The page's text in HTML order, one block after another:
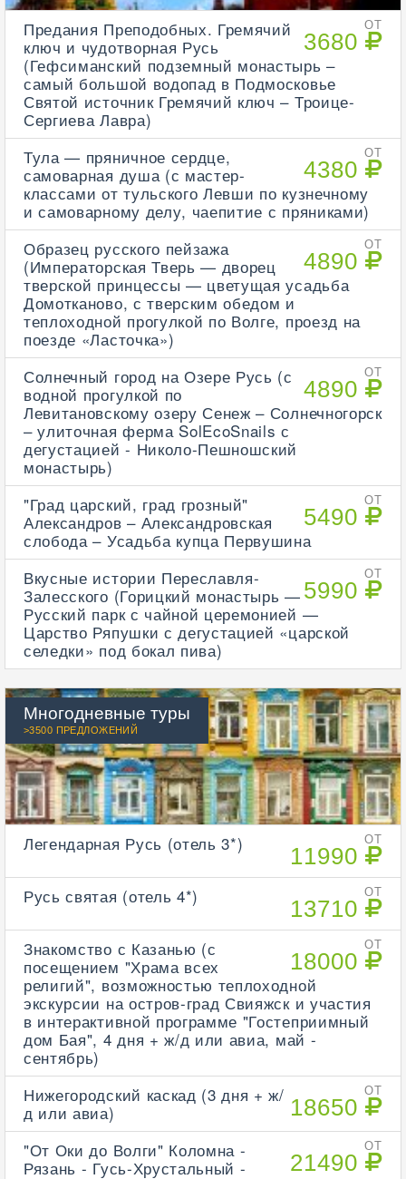
ОТ
3680
Предания Преподобных. Гремячий
ключ и чудотворная Русь
(Гефсиманский подземный монастырь –
самый большой водопад в Подмосковье
Святой источник Гремячий ключ – Троице-
Сергиева Лавра)
ОТ
4380
Тула — пряничное сердце,
самоварная душа (с мастер-
классами от тульского Левши по кузнечному
и самоварному делу, чаепитие с пряниками)
ОТ
4890
Образец русского пейзажа
(Императорская Тверь — дворец
тверской принцессы — цветущая усадьба
Домотканово, с тверским обедом и
теплоходной прогулкой по Волге, проезд на
поезде «Ласточка»)
ОТ
4890
Солнечный город на Озере Русь (с
водной прогулкой по
Левитановскому озеру Сенеж – Солнечногорск
– улиточная ферма SolEcoSnails с
дегустацией - Николо-Пешношский
монастырь)
ОТ
5490
"Град царский, град грозный"
Александров – Александровская
слобода – Усадьба купца Первушина
ОТ
5990
Вкусные истории Переславля-
Залесского (Горицкий монастырь —
Русский парк с чайной церемонией —
Царство Ряпушки с дегустацией «царской
селедки» под бокал пива)
Многодневные туры
>3500 ПРЕДЛОЖЕНИЙ
ОТ
11990
Легендарная Русь (отель 3*)
ОТ
13710
Русь святая (отель 4*)
ОТ
18000
Знакомство с Казанью (с
посещением "Храма всех
религий", возможностью теплоходной
экскурсии на остров-град Свияжск и участия
в интерактивной программе "Гостеприимный
дом Бая", 4 дня + ж/д или авиа, май -
сентябрь)
ОТ
18650
Нижегородский каскад (3 дня + ж/
д или авиа)
ОТ
21490
"От Оки до Волги" Коломна -
Рязань - Гусь-Хрустальный -